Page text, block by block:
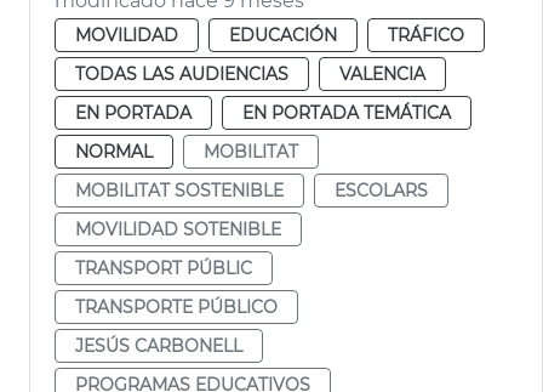
MOVILIDAD EDUCACIÓN
TRÁFICO
TODAS LAS AUDIENCIAS
VALENCIA
EN PORTADA
EN PORTADA TEMÁTICA
NORMAL
MOBILITAT
MOBILITAT SOSTENIBLE
ESCOLARS
MOVILIDAD SOTENIBLE
TRANSPORT PÚBLIC
TRANSPORTE PÚBLICO
JESÚS CARBONELL
PROGRAMAS EDUCATIVOS